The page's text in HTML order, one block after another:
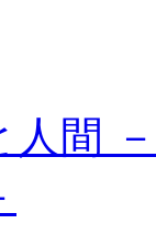
人間